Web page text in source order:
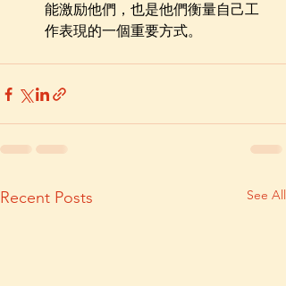
能激励他們，也是他們衡量自己工
作表現的一個重要方式。
Recent Posts See All